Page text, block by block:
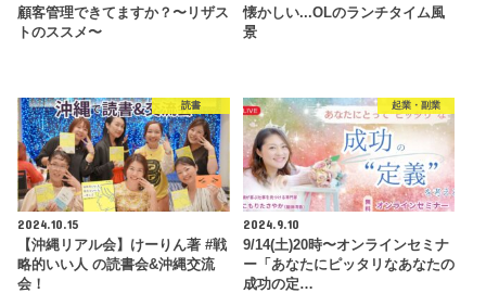
顧客管理できてますか？〜リザス
トのススメ〜
懐かしい...OLのランチタイム風
景
読書
2024.10.15
【沖縄リアル会】けーりん著 #戦
略的いい人 の読書会&沖縄交流
会！
起業・副業
2024.9.10
9/14(土)20時〜オンラインセミナ
ー「あなたにピッタリなあなたの
成功の定…